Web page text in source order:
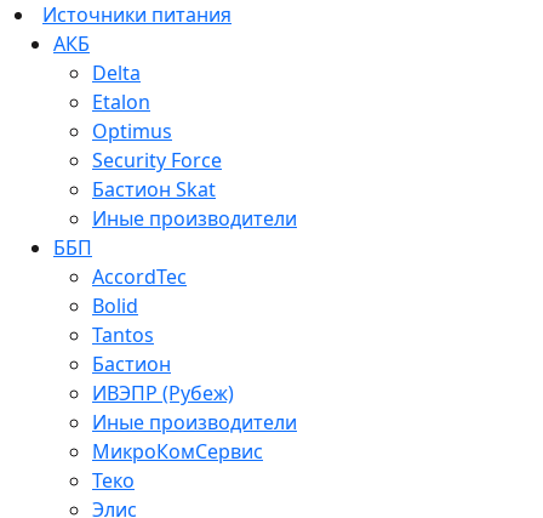
Источники питания
АКБ
Delta
Etalon
Optimus
Security Force
Бастион Skat
Иные производители
ББП
AccordTec
Bolid
Tantos
Бастион
ИВЭПР (Рубеж)
Иные производители
МикроКомСервис
Теко
Элис